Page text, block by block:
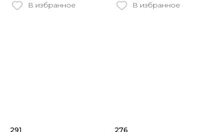
В избранное В избранное
291 276